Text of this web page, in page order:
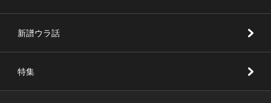
新譜ウラ話
特集